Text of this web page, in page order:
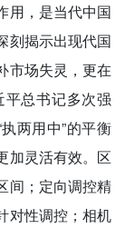
用，是当代中国
刻揭示出现代国
市场失灵，更在
总书记多次强
两用中”的平衡
加灵活有效。区
间；定向调控精
对性调控；相机